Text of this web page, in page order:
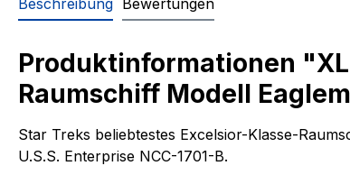
Beschreibung Bewertungen
Produktinformationen "XL
Raumschiff Modell
Star Treks beliebtestes Excelsior-Klasse-
U.S.S. Enterprise NCC-1701-B.